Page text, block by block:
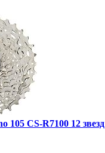
105 CS-R7100 12 звезд